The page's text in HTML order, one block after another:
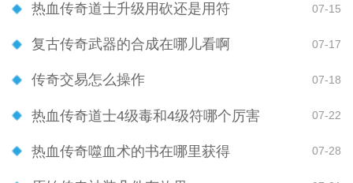
热血传奇道士升级用砍还是用符 07-15
复古传奇武器的合成在哪儿看啊 07-17
传奇交易怎么操作 07-18
热血传奇道士4级毒和4级符哪个厉害 07-22
热血传奇噬血术的书在哪里获得 07-28